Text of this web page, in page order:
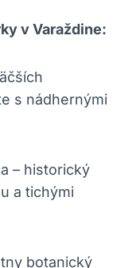
v Varaždine:
s nádhernými
– historický
a tichými
botanický